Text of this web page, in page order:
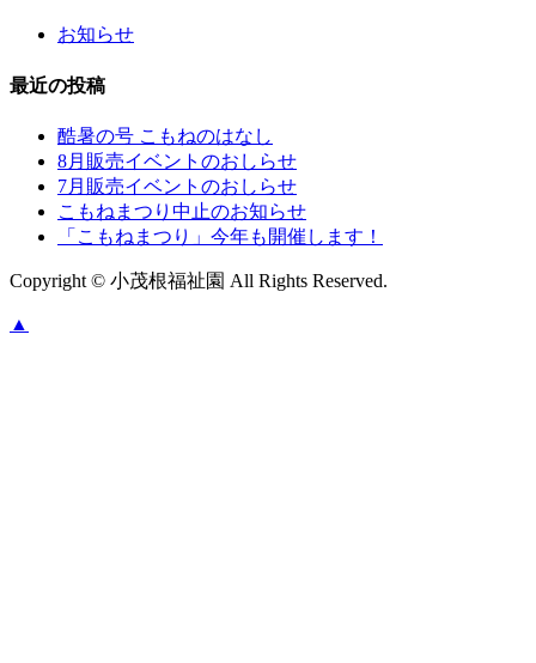
お知らせ
最近の投稿
酷暑の号 こもねのはなし
8月販売イベントのおしらせ
7月販売イベントのおしらせ
こもねまつり中止のお知らせ
「こもねまつり」今年も開催します！
Copyright © 小茂根福祉園 All Rights Reserved.
▲